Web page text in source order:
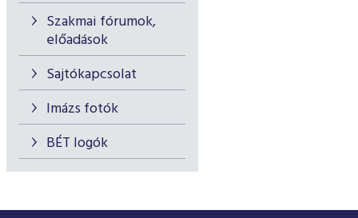
Szakmai fórumok,
előadások
Sajtókapcsolat
Imázs fotók
BÉT logók